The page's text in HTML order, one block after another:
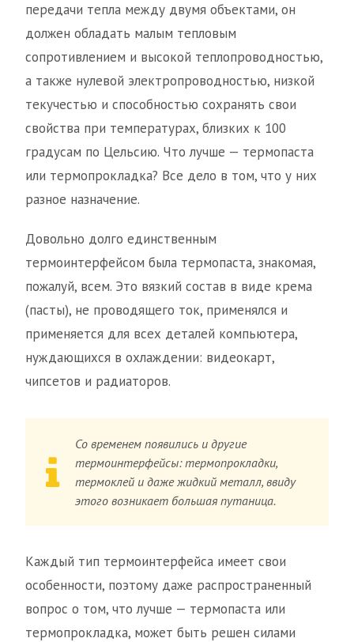
передачи тепла между двумя объектами, он
должен обладать малым тепловым
сопротивлением и высокой теплопроводностью,
а также нулевой электропроводностью, низкой
текучестью и способностью сохранять свои
свойства при температурах, близких к 100
градусам по Цельсию. Что лучше — термопаста
или термопрокладка? Все дело в том, что у них
разное назначение.
Довольно долго единственным
термоинтерфейсом была термопаста, знакомая,
пожалуй, всем. Это вязкий состав в виде крема
(пасты), не проводящего ток, применялся и
применяется для всех деталей компьютера,
нуждающихся в охлаждении: видеокарт,
чипсетов и радиаторов.
Со временем появились и другие
термоинтерфейсы: термопрокладки,
термоклей и даже жидкий металл, ввиду
этого возникает большая путаница.
Каждый тип термоинтерфейса имеет свои
особенности, поэтому даже распространенный
вопрос о том, что лучше — термопаста или
термопрокладка, может быть решен силами